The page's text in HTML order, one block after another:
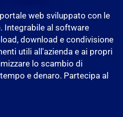
web sviluppato con le
Integrabile al software
download e condivisione
utili all'azienda e ai propri
lo scambio di
e denaro. Partecipa al